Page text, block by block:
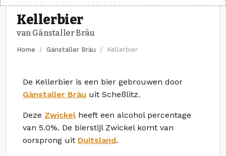
Kellerbier
van Gänstaller Bräu
Home Gänstaller Bräu Kellerbier
De Kellerbier is een bier gebrouwen door
Gänstaller Bräu uit Scheßlitz.
Deze Zwickel heeft een alcohol percentage
van 5.0%. De bierstijl Zwickel komt van
oorsprong uit Duitsland.